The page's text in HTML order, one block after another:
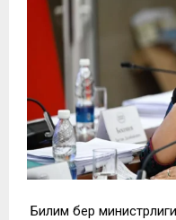
Билим берүү